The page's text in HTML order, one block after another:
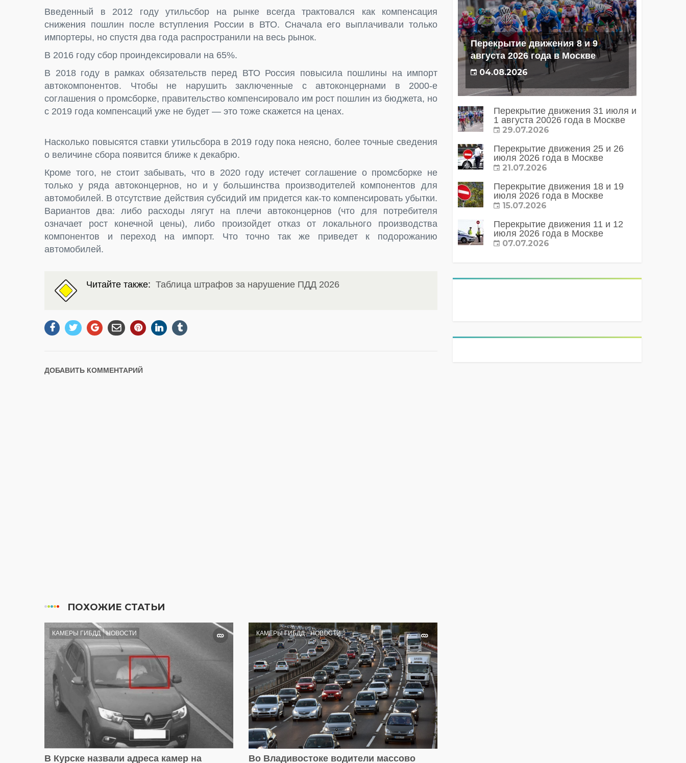
Введенный в 2012 году утильсбор на рынке всегда трактовался как компенсация
снижения пошлин после вступления России в ВТО. Сначала его выплачивали только
импортеры, но спустя два года распространили на весь рынок.
В 2016 году сбор проиндексировали на 65%.
В 2018 году в рамках обязательств перед ВТО Россия повысила пошлины на импорт
автокомпонентов. Чтобы не нарушить заключенные с автоконцернами в 2000-е
соглашения о промсборке, правительство компенсировало им рост пошлин из бюджета, но
с 2019 года компенсаций уже не будет — это тоже скажется на ценах.
Насколько повысятся ставки утильсбора в 2019 году пока неясно, более точные сведения
о величине сбора появится ближе к декабрю.
Кроме того, не стоит забывать, что в 2020 году истечет соглашение о промсборке не
только у ряда автоконцернов, но и у большинства производителей компонентов для
автомобилей. В отсутствие действия субсидий им придется как-то компенсировать убытки.
Вариантов два: либо расходы лягут на плечи автоконцернов (что для потребителя
означает рост конечной цены), либо произойдет отказ от локального производства
компонентов и переход на импорт. Что точно так же приведет к подорожанию
автомобилей.
Читайте также: Таблица штрафов за нарушение ПДД 2026
ДОБАВИТЬ КОММЕНТАРИЙ
ПОХОЖИЕ СТАТЬИ
КАМЕРЫ ГИБДД НОВОСТИ
В Курске назвали адреса камер на
КАМЕРЫ ГИБДД НОВОСТИ
Во Владивостоке водители массово
Перекрытие движения 8 и 9
августа 2026 года в Москве
04.08.2026
Перекрытие движения 31 июля и
1 августа 20026 года в Москве
29.07.2026
Перекрытие движения 25 и 26
июля 2026 года в Москве
21.07.2026
Перекрытие движения 18 и 19
июля 2026 года в Москве
15.07.2026
Перекрытие движения 11 и 12
июля 2026 года в Москве
07.07.2026